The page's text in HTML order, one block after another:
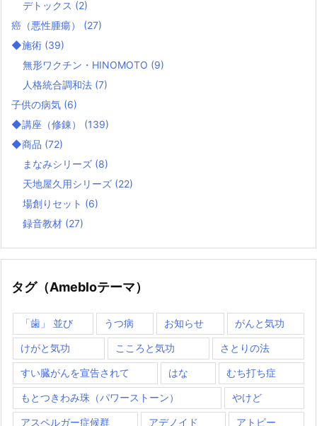
デトックス (2)
癌（悪性腫瘍） (27)
◆施術 (39)
無形ワクチン・HINOMOTO (9)
人格統合調和法 (7)
子供の病気 (6)
◆講座（修錬） (139)
◆商品 (72)
まなみシリーズ (8)
天地屋久用シリーズ (22)
場創りセット (6)
録音教材 (27)
タグ（Amebloテーマ）
「歯」 並び うつ病 お知らせ がんと気功
けがと気功 こころと気功 さとりの法
すい臓がんを宣告されて はな むち打ち症
もとつきわみ珠（パワーストーン） やけど
アスペルガー症候群 アデノイド アトピー